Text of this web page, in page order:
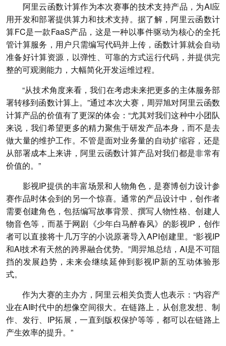
阿里云函数计算作为本次赛事的技术支持产品，为AI应
用开发和部署提供算力和技术支持。据了解，阿里云函数计
算FC是一款FaaS产品，这是一种以事件驱动为核心的全托
管计算服务，用户只需编写代码并上传，函数计算就会自动
准备好计算资源，以弹性、可靠的方式运行代码，并提供完
整的可观测能力，大幅简化开发运维过程。
“从技术角度来看，我们在考虑未来把更多的主体服务部
署转移到函数计算上。”通过本次大赛，周羿旭对阿里云函数
计算产品的价值有了更深的体会：“尤其对我们这种中小团队
来说，我们希望更多的精力聚焦于研发产品本身，而不是去
做大量的维护工作。不管是面对业务量的自动扩缩容，还是
从部署成本上来讲，阿里云函数计算产品对我们都是非常有
价值的。”
影视IP提供的丰富场景和人物角色，是赛博创力设计参
赛作品时体会到的另一个惊喜。通常的产品设计中，创作者
需要创建角色，包括编写故事背景、撰写人物性格、创建人
物音色等，而基于网剧《少年白马醉春风》的影视IP，创作
者可以直接将十几万字的小说原著导入API创建里。“影视IP
和AI技术有天然的跨界融合优势。”周羿旭总结，AI是不可阻
挡的发展趋势，未来会继续延伸到影视IP新的互动体验形
式。
作为大赛的主办方，阿里云相关负责人也表示：“内容产
业在AI时代中的想像空间很大。在链路上，从创意发想、制
作、发行、IP拓展，一直到版权保护等等，都可以在链路上
产生效率的提升。”